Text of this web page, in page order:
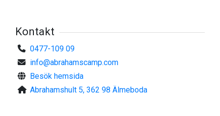
Kontakt
0477-109 09
info@abrahamscamp.com
Besök hemsida
Abrahamshult 5, 362 98 Älmeboda